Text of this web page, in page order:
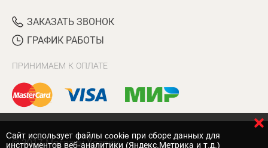
ЗАКАЗАТЬ ЗВОНОК
ГРАФИК РАБОТЫ
ПРИНИМАЕМ К ОПЛАТЕ
© 2017 Магазин Хозяин
Cайт использует файлы cookie при сборе данных для
инструментов веб-аналитики (Яндекс.Метрика и т.д.)